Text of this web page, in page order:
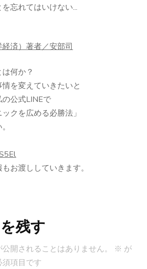
忘れてはいけない...
済）著者／安部司
は何か？
を変えていきたいと
公式LINEで
クを広める必勝法」
お渡ししていきます。
残す
開されることはありません。 ※ が
項目です